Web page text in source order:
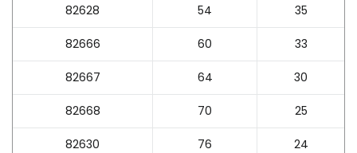
82628 54 35
82666 60 33
82667 64 30
82668 70 25
82630 76 24